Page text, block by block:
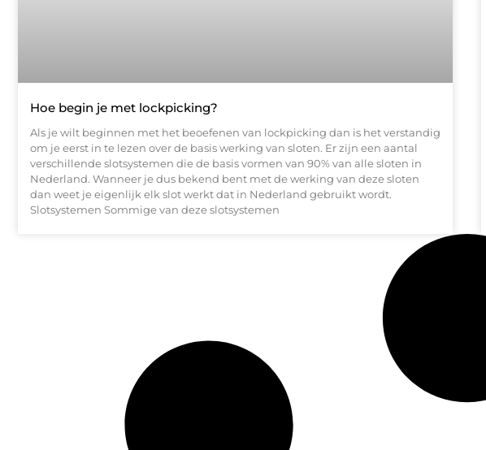
Hoe begin je met lockpicking?
Als je wilt beginnen met het beoefenen van lockpicking dan is het verstandig
om je eerst in te lezen over de basis werking van sloten. Er zijn een aantal
verschillende slotsystemen die de basis vormen van 90% van alle sloten in
Nederland. Wanneer je dus bekend bent met de werking van deze sloten
dan weet je eigenlijk elk slot werkt dat in Nederland gebruikt wordt.
Slotsystemen Sommige van deze slotsystemen